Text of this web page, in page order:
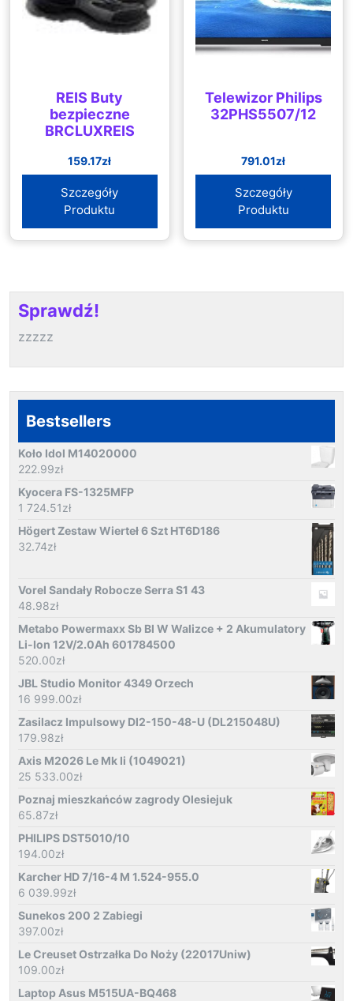
REIS Buty
bezpieczne
BRCLUXREIS
159.17zł
Szczegóły
Produktu
Telewizor Philips
32PHS5507/12
791.01zł
Szczegóły
Produktu
Sprawdź!
zzzzz
Bestsellers
Koło Idol M14020000
222.99zł
Kyocera FS-1325MFP
1 724.51zł
Högert Zestaw Wierteł 6 Szt HT6D186
32.74zł
Vorel Sandały Robocze Serra S1 43
48.98zł
Metabo Powermaxx Sb Bl W Walizce + 2 Akumulatory
Li-Ion 12V/2.0Ah 601784500
520.00zł
JBL Studio Monitor 4349 Orzech
16 999.00zł
Zasilacz Impulsowy Dl2-150-48-U (DL215048U)
179.98zł
Axis M2026 Le Mk Ii (1049021)
25 533.00zł
Poznaj mieszkańców zagrody Olesiejuk
65.87zł
PHILIPS DST5010/10
194.00zł
Karcher HD 7/16-4 M 1.524-955.0
6 039.99zł
Sunekos 200 2 Zabiegi
397.00zł
Le Creuset Ostrzałka Do Noży (22017Uniw)
109.00zł
Laptop Asus M515UA-BQ468